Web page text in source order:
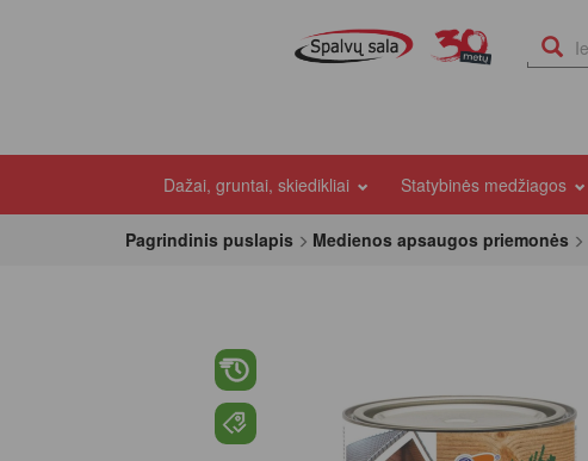
Dažai, gruntai, skiedikliai Statybinės medžiagos
Pagrindinis puslapis
Medienos apsaugos priemonės